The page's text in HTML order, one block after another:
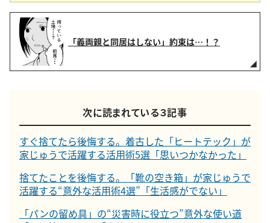
「義両親と同居はしない」約束は…！？
次に読まれている３記事
すぐ捨てたら後悔する。着古した「ヒートテック」が
家じゅうで活躍する活用術5選「思いつかなかった」
捨てたことを後悔する。「靴の空き箱」が家じゅうで
活躍する“意外な活用術4選”「生活感がでない」
「パンの留め具」の“災害時に役立つ”意外な使い道